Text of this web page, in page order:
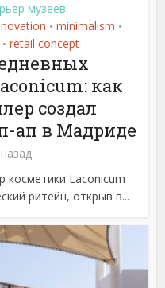
музеев
• minimalism •
• retail concept
как
создал
ап в Мадриде
косметики Laconicum
ритейн, открыв в...